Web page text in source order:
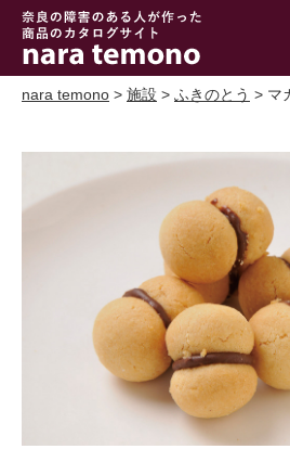
奈良で障害の
ある人の手作
り商品 nara
nara temono > 施設 > ふきのとう > マ